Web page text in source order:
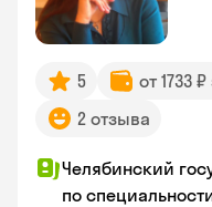
5 от 1733
2 отзыва
Челябинский
по